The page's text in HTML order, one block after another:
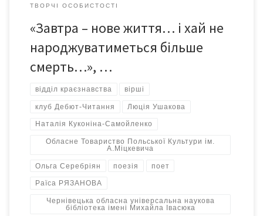
ТВОРЧІ ОСОБИСТОСТІ
«Завтра – нове життя… і хай не
народжуватиметься більше
смерть…», …
відділ краєзнавства вірші
клуб Дебют-Читання Люція Ушакова
Наталія Куконіна-Самойленко
Обласне Товариство Польської Культури ім.
А.Міцкевича
Ольга Серебріян поезія поет
Раїса РЯЗАНОВА
Чернівецька обласна універсальна наукова
бібліотека імені Михайла Івасюка